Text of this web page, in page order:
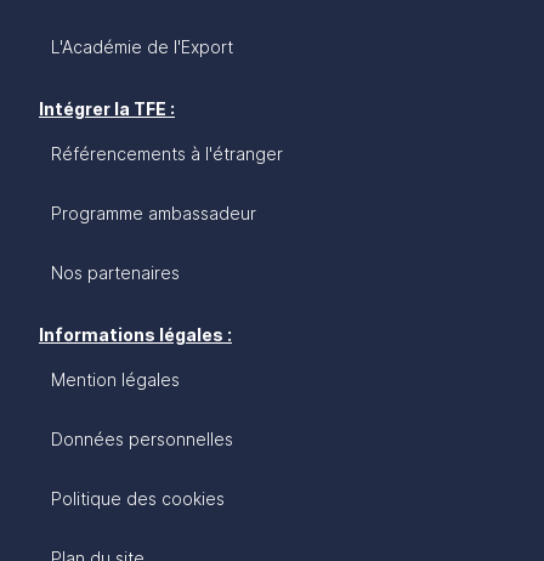
L'Académie de l'Export
Intégrer la TFE :
Référencements à l'étranger
Programme ambassadeur
Nos partenaires
Informations légales :
Mention légales
Données personnelles
Politique des cookies